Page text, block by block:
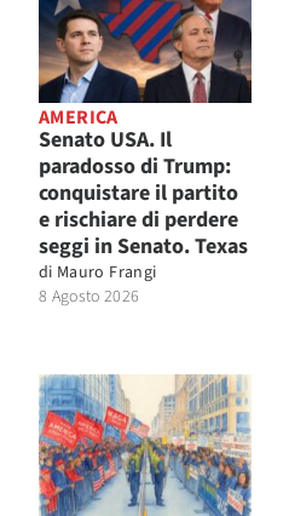
AMERICA
Senato USA. Il
paradosso di Trump:
conquistare il partito
e rischiare di perdere
seggi in Senato. Texas
di Mauro Frangi
8 Agosto 2026